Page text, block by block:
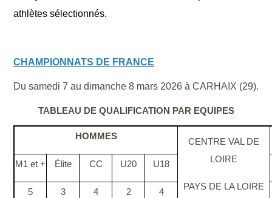
athlètes sélectionnés.
CHAMPIONNATS DE FRANCE
Du samedi 7 au dimanche 8 mars 2026 à CARHAIX (29).
TABLEAU DE QUALIFICATION PAR EQUIPES
HOMMES
CENTRE VAL DE
LOIRE
PAYS DE LA LOIRE
M1 et + Élite CC U20 U18
5 3 4 2 4